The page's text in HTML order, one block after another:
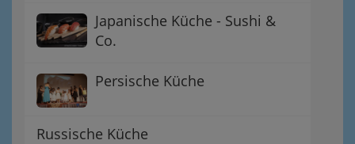
Japanische Küche - Sushi &
Co.
Persische Küche
Russische Küche